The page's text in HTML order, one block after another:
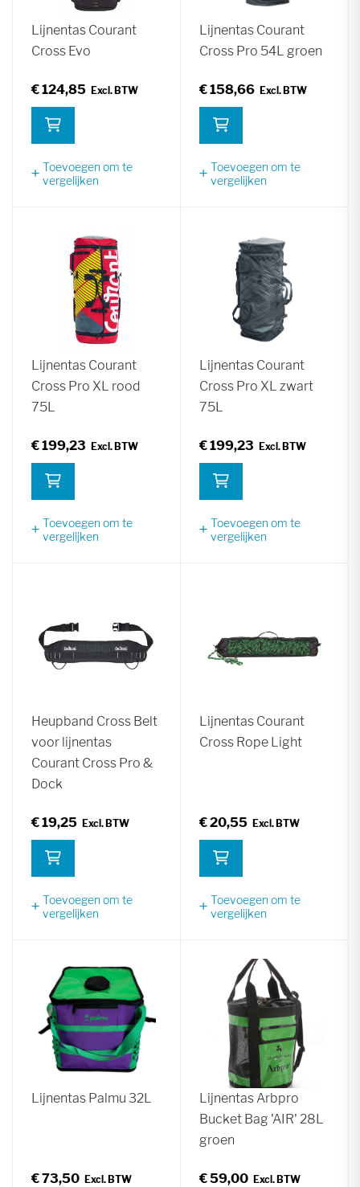
Lijnentas Courant
Cross Evo
€ 124,85
Toevoegen om te
vergelijken
Lijnentas Courant
Cross Pro 54L groen
€ 158,66
Toevoegen om te
vergelijken
Lijnentas Courant
Cross Pro XL rood
75L
€ 199,23
Toevoegen om te
vergelijken
Lijnentas Courant
Cross Pro XL zwart
75L
€ 199,23
Toevoegen om te
vergelijken
Heupband Cross Belt
voor lijnentas
Courant Cross Pro &
Dock
€ 19,25
Toevoegen om te
vergelijken
Lijnentas Courant
Cross Rope Light
€ 20,55
Toevoegen om te
vergelijken
Lijnentas Palmu 32L
€ 73,50
Lijnentas Arbpro
Bucket Bag 'AIR' 28L
groen
€ 59,00